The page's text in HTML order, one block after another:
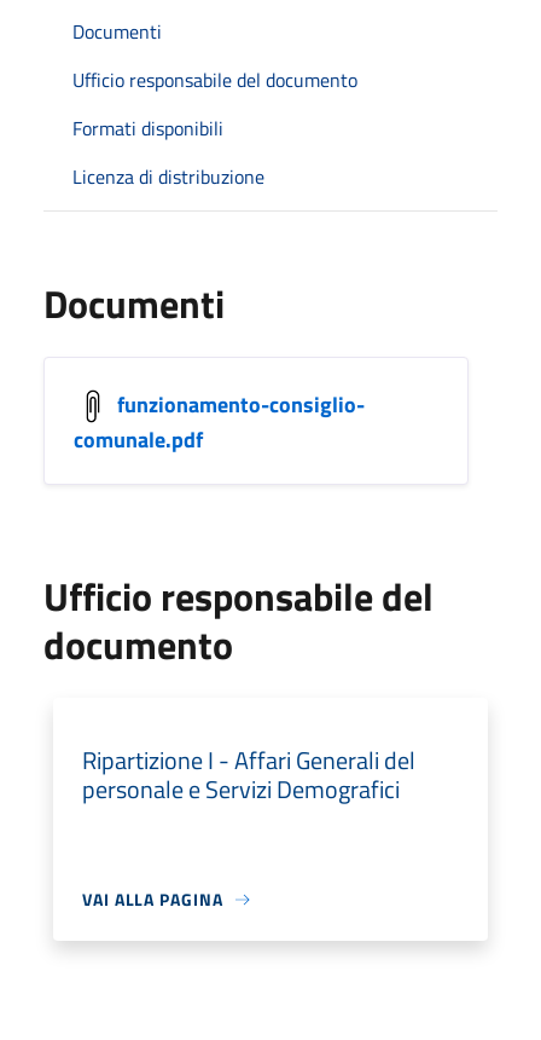
Documenti
Ufficio responsabile del documento
Formati disponibili
Licenza di distribuzione
Documenti
funzionamento-consiglio-
comunale.pdf
Ufficio responsabile del
documento
Ripartizione I - Affari Generali del
personale e Servizi Demografici
VAI ALLA PAGINA